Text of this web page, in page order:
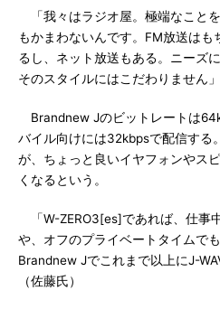
「我々はラジオ屋。極端なこと
もかまわないんです。FM放送は
るし、ネット放送もある。ニーズ
そのスタイルにはこだわりません」
Brandnew Jのビットレートは
バイル向けには32kbpsで配信する
が、ちょっと良いイヤフォンやス
くなるという。
「W-ZERO3[es]であれば、仕事
や、オフのプライベートタイムで
Brandnew Jでこれまで以上にJ-
（佐藤氏）